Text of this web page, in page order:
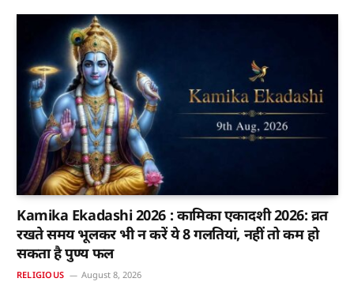
Kamika Ekadashi 2026 : कामिका एकादशी 2026: व्रत
रखते समय भूलकर भी न करें ये 8 गलतियां, नहीं तो कम हो
सकता है पुण्य फल
RELIGIOUS August 8, 2026